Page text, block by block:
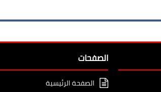
الصفحات
الصفحة الرئيسية